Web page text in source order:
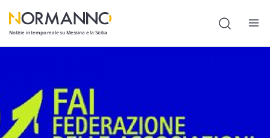
Notizie in tempo reale su Messina e la Sicilia
Cronaca
Politica